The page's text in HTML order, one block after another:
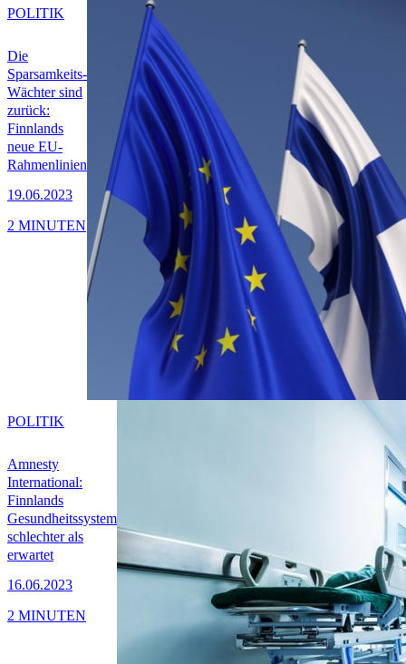
Die
Sparsamkeits-
Wächter sind
zurück:
Finnlands
neue EU-
Rahmenlinien
19.06.2023
POLITIK
2 MINUTEN
Amnesty
International:
Finnlands
Gesundheitssystem
schlechter als
erwartet
16.06.2023
POLITIK
2 MINUTEN